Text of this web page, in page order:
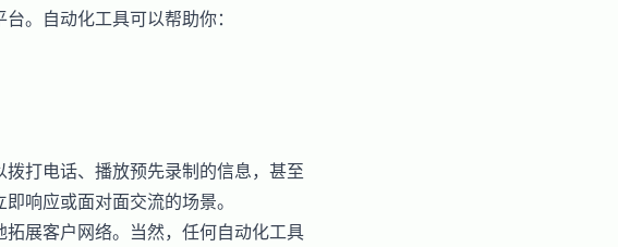
。自动化工具可以帮助你：
打电话、播放预先录制的信息，甚至
响应或面对面交流的场景。
展客户网络。当然，任何自动化工具